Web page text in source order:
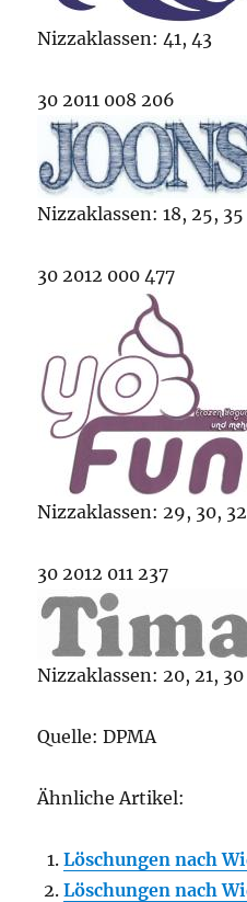
Nizzaklassen: 41, 43
30 2011 008 206
Nizzaklassen: 18, 25, 35
30 2012 000 477
Nizzaklassen: 29, 30,
30 2012 011 237
Nizzaklassen: 20, 21, 30
Quelle: DPMA
Ähnliche Artikel:
Löschungen nach
Löschungen nach